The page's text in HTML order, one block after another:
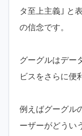
タ至上主義｣ と
の信念です。
グーグルはデー
ビスをさらに便
例えばグーグル
ーザーがどうい